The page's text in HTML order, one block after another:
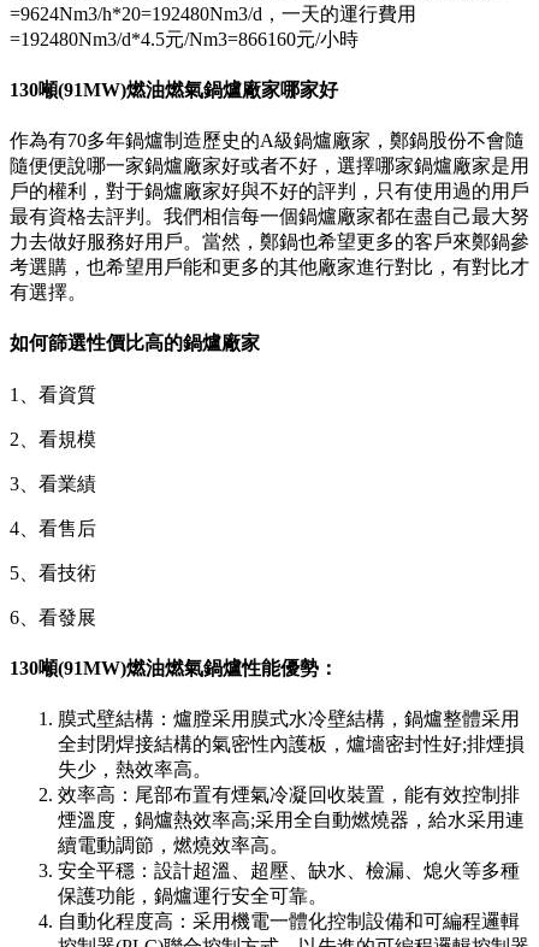
=9624Nm3/h*20=192480Nm3/d，一天的運行費用
=192480Nm3/d*4.5元/Nm3=866160元/小時
130噸(91MW)燃油燃氣鍋爐廠家哪家好
作為有70多年鍋爐制造歷史的A級鍋爐廠家，鄭鍋股份不會隨
隨便便說哪一家鍋爐廠家好或者不好，選擇哪家鍋爐廠家是用
戶的權利，對于鍋爐廠家好與不好的評判，只有使用過的用戶
最有資格去評判。我們相信每一個鍋爐廠家都在盡自己最大努
力去做好服務好用戶。當然，鄭鍋也希望更多的客戶來鄭鍋參
考選購，也希望用戶能和更多的其他廠家進行對比，有對比才
有選擇。
如何篩選性價比高的鍋爐廠家
1、看資質
2、看規模
3、看業績
4、看售后
5、看技術
6、看發展
130噸(91MW)燃油燃氣鍋爐性能優勢：
膜式壁結構：爐膛采用膜式水冷壁結構，鍋爐整體采用
全封閉焊接結構的氣密性內護板，爐墻密封性好;排煙損
失少，熱效率高。
效率高：尾部布置有煙氣冷凝回收裝置，能有效控制排
煙溫度，鍋爐熱效率高;采用全自動燃燒器，給水采用連
續電動調節，燃燒效率高。
安全平穩：設計超溫、超壓、缺水、檢漏、熄火等多種
保護功能，鍋爐運行安全可靠。
自動化程度高：采用機電一體化控制設備和可編程邏輯